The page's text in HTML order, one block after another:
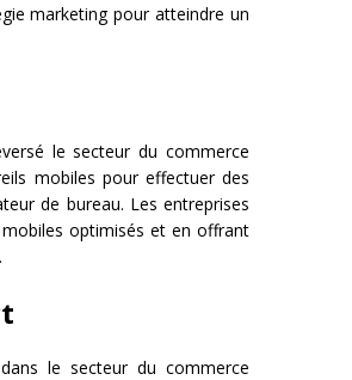
marketing pour atteindre un
le secteur du commerce
mobiles pour effectuer des
de bureau. Les entreprises
optimisés et en offrant
le secteur du commerce